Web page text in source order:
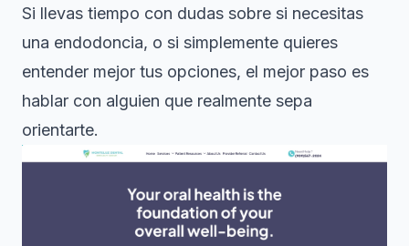
Si llevas tiempo con dudas sobre si necesitas
una endodoncia, o si simplemente quieres
entender mejor tus opciones, el mejor paso es
hablar con alguien que realmente sepa
orientarte.